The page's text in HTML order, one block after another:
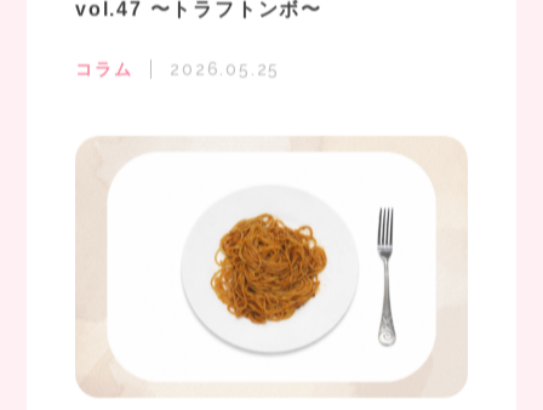
vol.47 〜トラフトンボ〜
コラム 2026.05.25